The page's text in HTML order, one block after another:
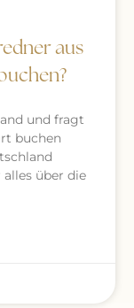
aus
und fragt
buchen
über die